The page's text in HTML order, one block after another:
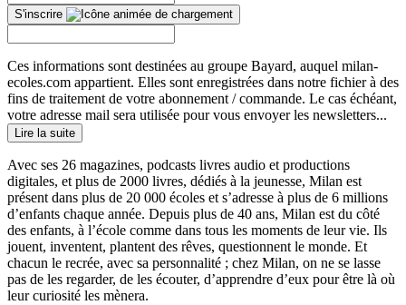
S'inscrire
Ces informations sont destinées au groupe Bayard, auquel milan-
ecoles.com appartient. Elles sont enregistrées dans notre fichier à des
fins de traitement de votre abonnement / commande. Le cas échéant,
votre adresse mail sera utilisée pour vous envoyer les newsletters...
Lire la suite
Avec ses 26 magazines, podcasts livres audio et productions
digitales, et plus de 2000 livres, dédiés à la jeunesse, Milan est
présent dans plus de 20 000 écoles et s’adresse à plus de 6 millions
d’enfants chaque année. Depuis plus de 40 ans, Milan est du côté
des enfants, à l’école comme dans tous les moments de leur vie. Ils
jouent, inventent, plantent des rêves, questionnent le monde. Et
chacun le recrée, avec sa personnalité ; chez Milan, on ne se lasse
pas de les regarder, de les écouter, d’apprendre d’eux pour être là où
leur curiosité les mènera.